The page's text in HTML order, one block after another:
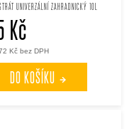
UNIVERZÁLNÍ ZAHRADNICKÝ 10L
Kč bez DPH
Kč
DO KOŠÍKU